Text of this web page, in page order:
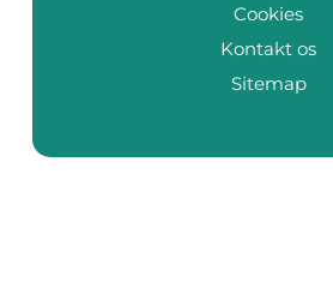
Cookies
Kontakt os
Sitemap